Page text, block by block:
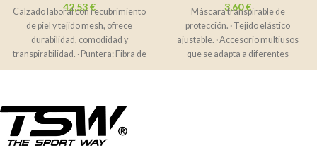
42,53€
Calzado laboral con recubrimiento
de piel y tejido mesh, ofrece
durabilidad, comodidad y
transpirabilidad. · Puntera: Fibra de
vidrio, 200
3,60€
Máscara transpirable de
protección. · Tejido elástico
ajustable. · Accesorio multiusos
que se adapta a diferentes
entornos.Composición: 100%